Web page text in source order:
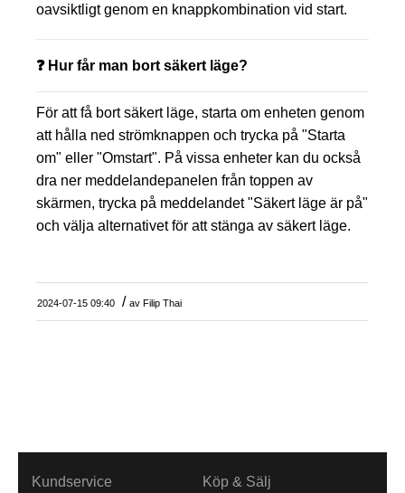
oavsiktligt genom en knappkombination vid start.
❓ Hur får man bort säkert läge?
För att få bort säkert läge, starta om enheten genom
att hålla ned strömknappen och trycka på "Starta
om" eller "Omstart". På vissa enheter kan du också
dra ner meddelandepanelen från toppen av
skärmen, trycka på meddelandet "Säkert läge är på"
och välja alternativet för att stänga av säkert läge.
2024-07-15 09:40 / av Filip Thai
Kundservice Köp & Sälj